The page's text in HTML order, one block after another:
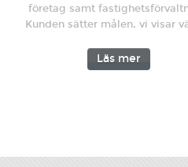
företag samt
Kunden sätter målen, vi visar
Läs mer